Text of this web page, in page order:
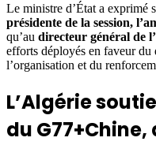
Le ministre d’État a exprimé
présidente de la session,
qu’au directeur général de
efforts déployés en faveur du
l’organisation et du
L’Algérie
du